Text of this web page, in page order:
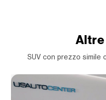
SUV con prezzo